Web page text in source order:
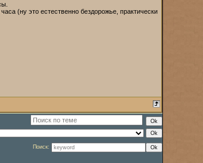
(ну это естественно бездорожье, практически
Поиск: